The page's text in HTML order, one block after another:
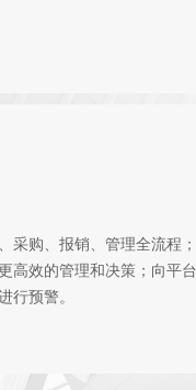
采购、报销、管理全流程
高效的管理和决策；向平
行预警。